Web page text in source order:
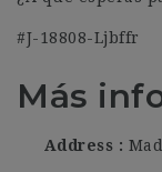
#J-18808-Ljbffr
Más
Address